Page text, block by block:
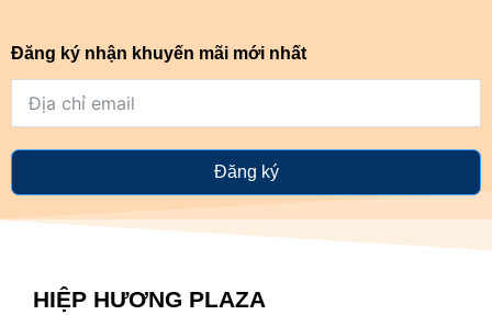
Đăng ký nhận khuyến mãi mới nhất
Đăng ký
HIỆP HƯƠNG PLAZA